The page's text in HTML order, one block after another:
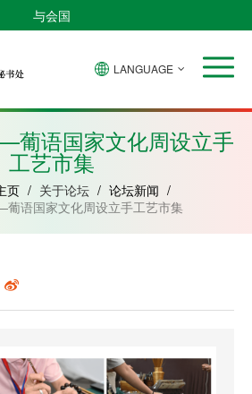
与会国
比
绍
內
亚
克
和
普
比
LANGUAGE
葡语国家文化周设立手
工艺市集
页 / 关于论坛 / 论坛新闻 /
语国家文化周设立手工艺市集